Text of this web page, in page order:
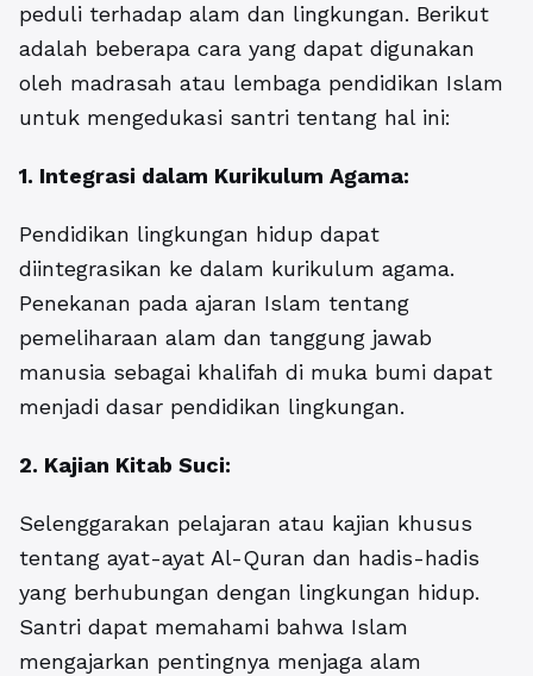
peduli terhadap alam dan lingkungan. Berikut
adalah beberapa cara yang dapat digunakan
oleh madrasah atau lembaga pendidikan Islam
untuk mengedukasi santri tentang hal ini:
1. Integrasi dalam Kurikulum Agama:
Pendidikan lingkungan hidup dapat
diintegrasikan ke dalam kurikulum agama.
Penekanan pada ajaran Islam tentang
pemeliharaan alam dan tanggung jawab
manusia sebagai khalifah di muka bumi dapat
menjadi dasar pendidikan lingkungan.
2. Kajian Kitab Suci:
Selenggarakan pelajaran atau kajian khusus
tentang ayat-ayat Al-Quran dan hadis-hadis
yang berhubungan dengan lingkungan hidup.
Santri dapat memahami bahwa Islam
mengajarkan pentingnya menjaga alam